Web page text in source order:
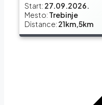
Start: 27.09.2026.
Mesto: Trebinje
Distance: 21km,5km